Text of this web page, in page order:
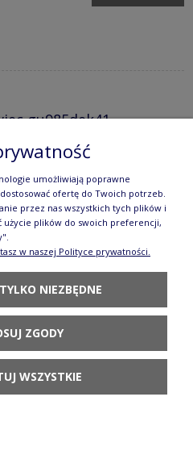
gu985dek41
0,9 L Bolesławiec
160,90 zł
umożliwiają poprawne
ofertę do Twoich potrzeb.
przez nas wszystkich tych plików i
użycie plików do swoich preferencji,
w naszej Polityce prywatności.
NIEZBĘDNE
ZGODY
WSZYSTKIE